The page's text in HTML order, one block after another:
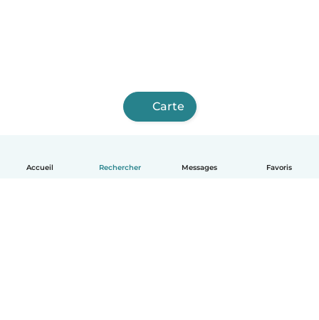
Accueil Rechercher Messages Favoris
Carte